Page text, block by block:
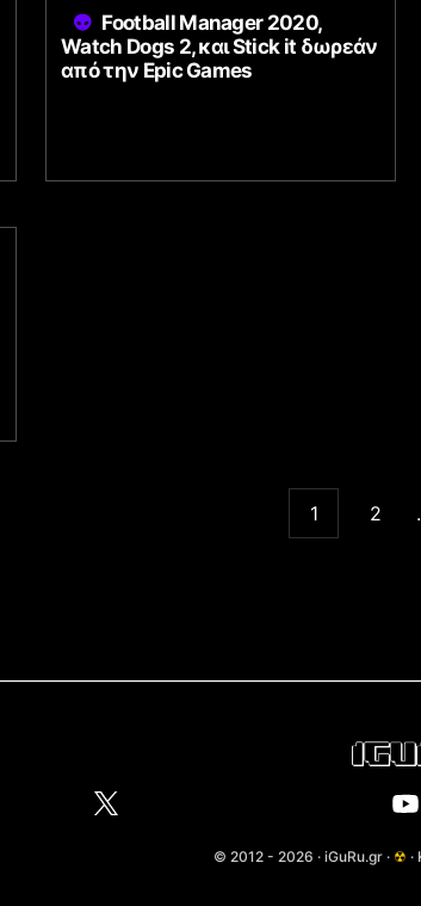
Football Manager 2020,
Watch Dogs 2, και Stick it δωρεάν
από την Epic Games
1 2
© 2012 - 2026 · iGuRu.gr · ☢